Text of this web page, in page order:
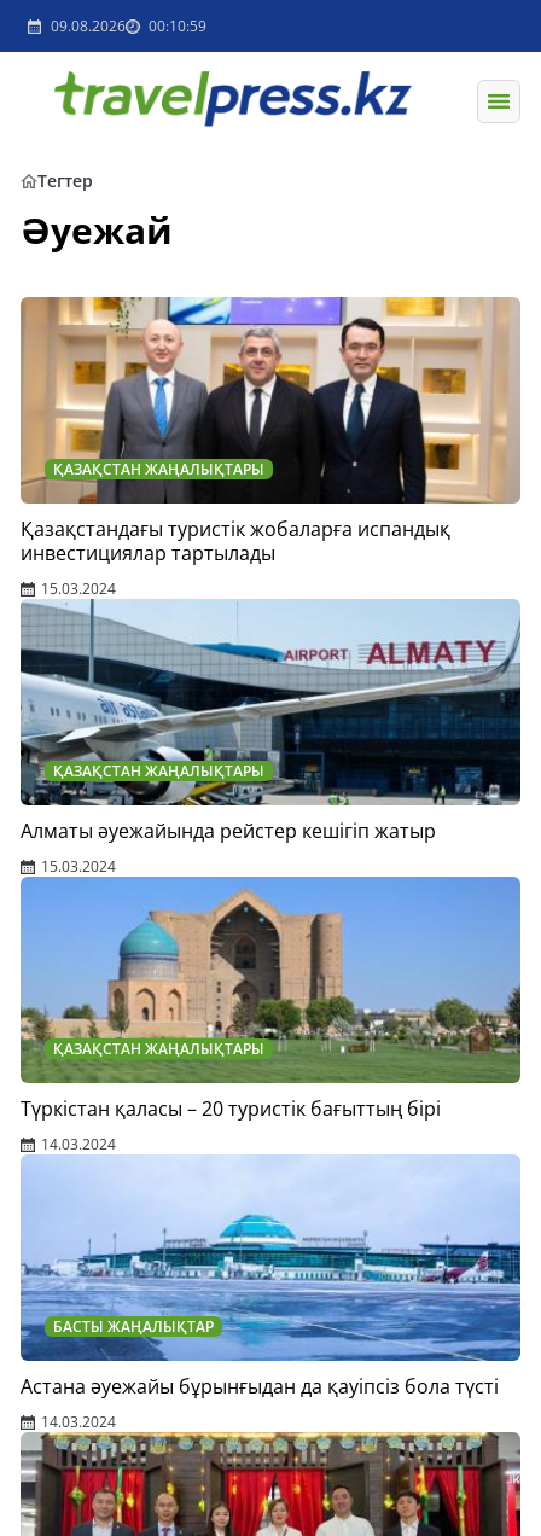
09.08.2026 00:10:59
Тегтер
Әуежай
ҚАЗАҚСТАН ЖАҢАЛЫҚТАРЫ
Қазақстандағы туристік жобаларға испандық
инвестициялар тартылады
15.03.2024
ҚАЗАҚСТАН ЖАҢАЛЫҚТАРЫ
Алматы әуежайында рейстер кешігіп жатыр
15.03.2024
ҚАЗАҚСТАН ЖАҢАЛЫҚТАРЫ
Түркістан қаласы – 20 туристік бағыттың бірі
14.03.2024
БАСТЫ ЖАҢАЛЫҚТАР
Астана әуежайы бұрынғыдан да қауіпсіз бола түсті
14.03.2024